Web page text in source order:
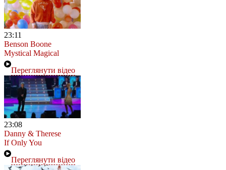
23:11
Benson Boone
Mystical Magical
Переглянути відео
23:08
Danny & Therese
If Only You
Переглянути відео